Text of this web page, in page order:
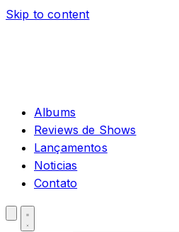
Skip to content
Albums
Reviews de Shows
Lançamentos
Noticias
Contato